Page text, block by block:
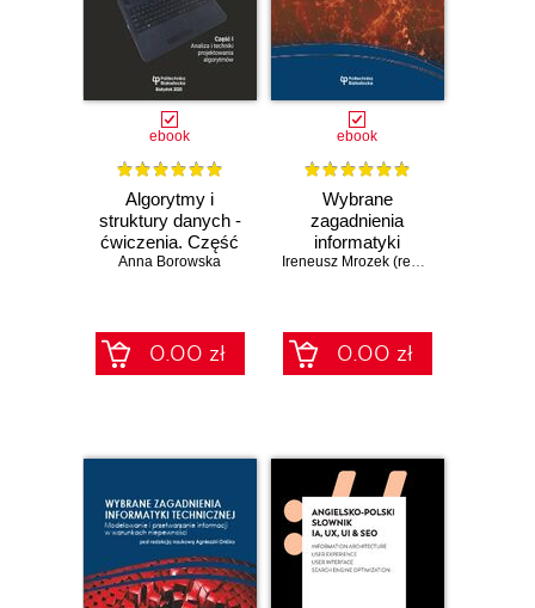
ebook
Algorytmy i
struktury danych -
ćwiczenia. Część
I. Analiza i techniki
Anna Borowska
0.00 zł
ebook
Wybrane
zagadnienia
informatyki
technicznej. Ireneusz Mrozek (red. naukowy)
0.00 zł